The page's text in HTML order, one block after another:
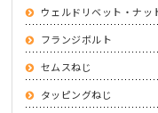
ウェルドリベット・ナッ
フランジボルト
セムスねじ
タッピングねじ